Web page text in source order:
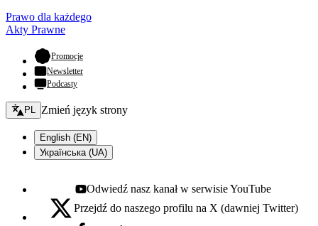
Prawo dla każdego
Akty Prawne
Promocje- otwiera się w nowej karcie
Newsletter
Podcasty
Zmień język - bieżący:
PL Zmień język strony
English (EN)
Українська (UA)
Youtube - otwiera się w nowej karcie
Odwiedź nasz kanał w serwisie YouTube
X - otwiera się w nowej karcie
Przejdź do naszego profilu na X (dawniej Twitter)